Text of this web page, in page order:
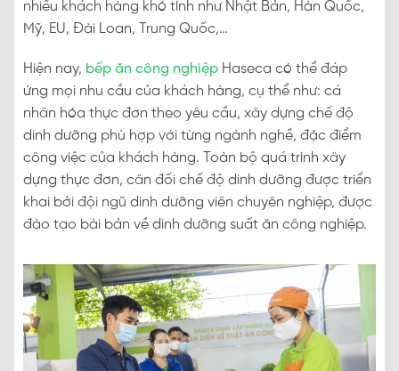
nhiều khách hàng khó tính như Nhật Bản, Hàn Quốc,
Mỹ, EU, Đài Loan, Trung Quốc,…
Hiện nay, bếp ăn công nghiệp Haseca có thể đáp
ứng mọi nhu cầu của khách hàng, cụ thể như: cá
nhân hóa thực đơn theo yêu cầu, xây dựng chế độ
dinh dưỡng phù hợp với từng ngành nghề, đặc điểm
công việc của khách hàng. Toàn bộ quá trình xây
dựng thực đơn, cân đối chế độ dinh dưỡng được triển
khai bởi đội ngũ dinh dưỡng viên chuyên nghiệp, được
đào tạo bài bản về dinh dưỡng suất ăn công nghiệp.